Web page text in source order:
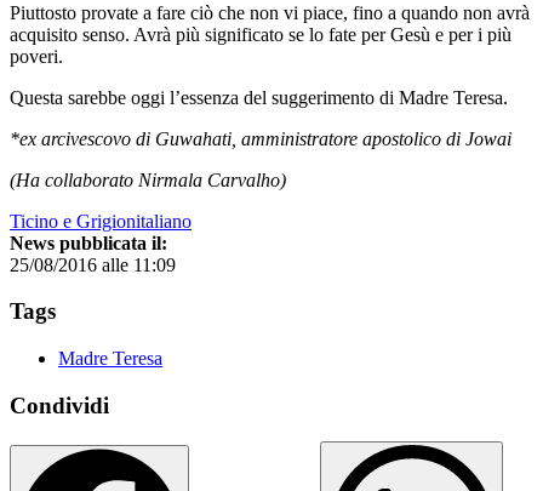
Piuttosto provate a fare ciò che non vi piace, fino a quando non avrà
acquisito senso. Avrà più significato se lo fate per Gesù e per i più
poveri.
Questa sarebbe oggi l’essenza del suggerimento di Madre Teresa.
*ex arcivescovo di Guwahati, amministratore apostolico di Jowai
(Ha collaborato Nirmala Carvalho)
Ticino e Grigionitaliano
News pubblicata il:
25/08/2016 alle 11:09
Tags
Madre Teresa
Condividi